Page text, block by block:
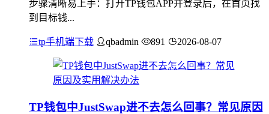
步骤清晰易上手：打开TP钱包APP并登录后，在首页找
到目标钱...
tp手机端下载 qbadmin 891 2026-08-07
TP钱包中JustSwap进不去怎么回事？常见原因